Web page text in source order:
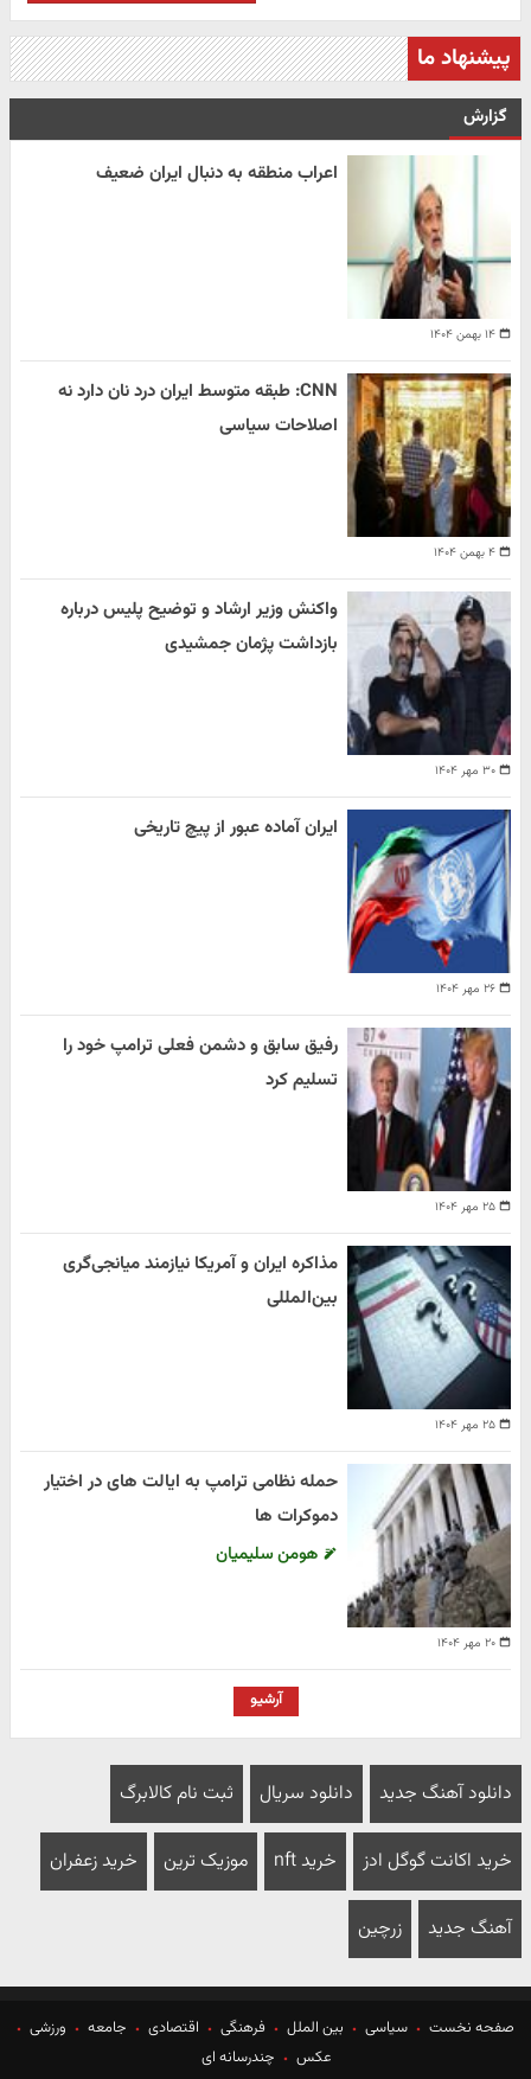
پیشنهاد ما
گزارش
۱۴ بهمن ۱۴۰۴
اعراب منطقه به دنبال ایران ضعیف
۴ بهمن ۱۴۰۴
CNN: طبقه متوسط ایران درد نان دارد نه
اصلاحات سیاسی
۳۰ مهر ۱۴۰۴
واکنش وزیر ارشاد و توضیح پلیس درباره
بازداشت پژمان جمشیدی
۲۶ مهر ۱۴۰۴
ایران آماده عبور از پیچ تاریخی
۲۵ مهر ۱۴۰۴
رفیق سابق و دشمن فعلی ترامپ خود را
تسلیم کرد
۲۵ مهر ۱۴۰۴
مذاکره ایران و آمریکا نیازمند میانجی‌گری
بین‌المللی
۲۰ مهر ۱۴۰۴
حمله نظامی ترامپ به ایالت های در اختیار
دموکرات ها
هومن سلیمیان
آرشیو
دانلود آهنگ جدید دانلود سریال ثبت نام کالابرگ
خرید اکانت گوگل ادز خرید nft موزیک ترین خرید زعفران
آهنگ جدید زرچین
صفحه نخست سیاسی بین الملل فرهنگی اقتصادی جامعه
ورزشی
عکس
چندرسانه ای